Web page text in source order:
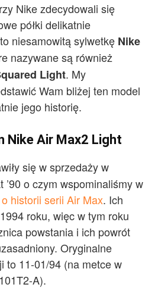
Nike zdecydowali się
półki delikatnie
niesamowitą sylwetkę Nike
nazywane są również
Light. My
Wam bliżej ten model
jego historię.
Nike Air Max2 Light
się w sprzedaży w
’90 o czym wspominaliśmy w
historii serii Air Max. Ich
roku, więc w tym roku
powstania i ich powrót
Oryginalne
to 11-01/94 (na metce w
A).